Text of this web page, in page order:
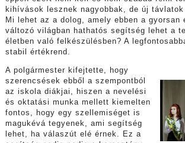
kihívások lesznek nagyobbak, de új
Mi lehet az a dolog, amely ebben a gyorsan
változó világban hathatós segítség lehet a
életben való felkészülésben? A
stabil értékrend.
A polgármester kifejtette, hogy
szerencsések ebből a szempontból
az iskola diákjai, hiszen a nevelési
és oktatási munka mellett kiemelten
fontos, hogy egy szellemiséget is
magukévá tegyenek, ami segítség
lehet, ha válaszút elé érnek. Ez a